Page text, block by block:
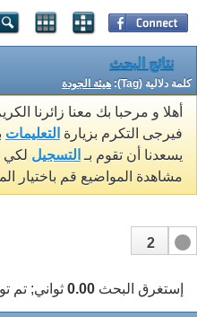
نتائج البحث
كلمة دلالية (Tag): هيئة الجودة
أهلا و مرحبا بك معنا زائرنا
فيرجى التكرم بزيارة التعليمات
يسعدنا أن تقوم بـ التسجيل لكي
مشاهدة المواضيع قم باختيار
1
2
إستغرق البحث 0.00 ثواني; تم